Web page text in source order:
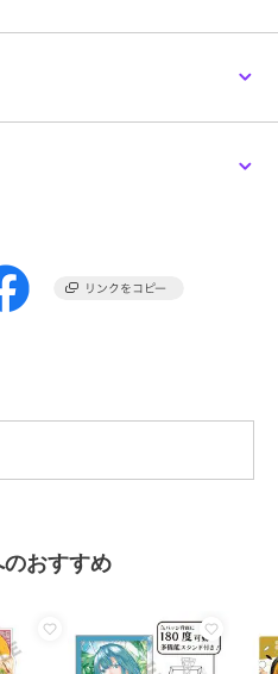
ニター環境によって商品の色味
パーカー
ｽﾃﾙ 100% 裏生地 ﾎ゜ﾘ
おすすめ